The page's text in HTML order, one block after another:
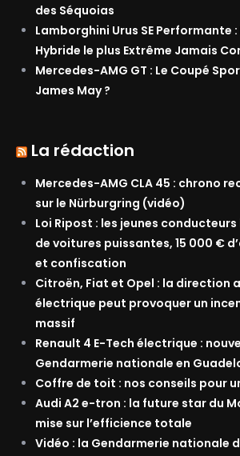
des Séquoias
Lamborghini Urus SE Performante :
Hybride le plus Extrême Jamais
Mercedes-AMG GT : Le Coupé
James May ?
La rédaction
Mercedes-AMG CLA 45 : chrono
sur le Nürburgring (vidéo)
Loi Ripost : les jeunes
de voitures puissantes, 15 000 €
et confiscation
Citroën, Fiat et Opel : la direction
électrique peut provoquer un
massif
Renault 4 E-Tech électrique :
Gendarmerie nationale en
Coffre de toit : nos conseils pour
Audi A2 e-tron : la future star du
mise sur l’efficience totale
Vidéo : la Gendarmerie nationale